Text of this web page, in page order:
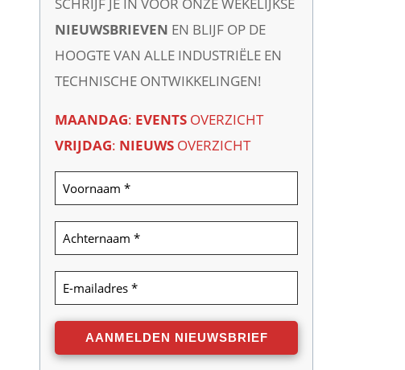
SCHRIJF JE IN VOOR ONZE WEKELIJKSE
NIEUWSBRIEVEN EN BLIJF OP DE
HOOGTE VAN ALLE INDUSTRIËLE EN
TECHNISCHE ONTWIKKELINGEN!
MAANDAG: EVENTS OVERZICHT
VRIJDAG: NIEUWS OVERZICHT